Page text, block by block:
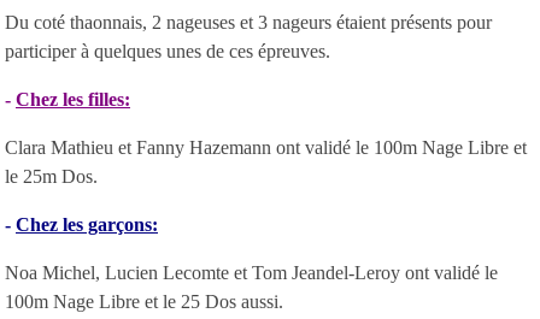
Du coté thaonnais, 2 nageuses et 3 nageurs étaient présents pour
participer à quelques unes de ces épreuves.
- Chez les filles:
Clara Mathieu et Fanny Hazemann ont validé le 100m Nage Libre et
le 25m Dos.
- Chez les garçons:
Noa Michel, Lucien Lecomte et Tom Jeandel-Leroy ont validé le
100m Nage Libre et le 25 Dos aussi.